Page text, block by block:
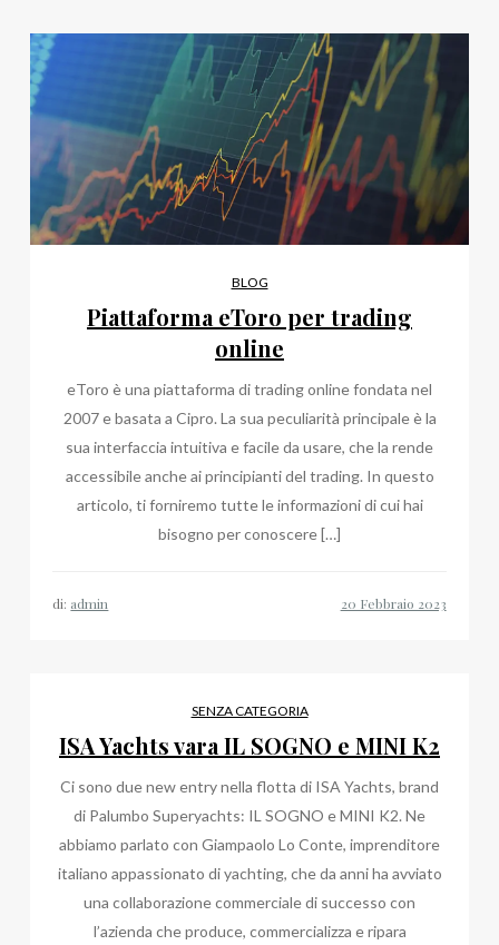
BLOG
Piattaforma eToro per trading
online
eToro è una piattaforma di trading online fondata nel
2007 e basata a Cipro. La sua peculiarità principale è la
sua interfaccia intuitiva e facile da usare, che la rende
accessibile anche ai principianti del trading. In questo
articolo, ti forniremo tutte le informazioni di cui hai
bisogno per conoscere […]
di: admin
SENZA CATEGORIA
ISA Yachts vara IL SOGNO e MINI K2
Ci sono due new entry nella flotta di ISA Yachts, brand
di Palumbo Superyachts: IL SOGNO e MINI K2. Ne
abbiamo parlato con Giampaolo Lo Conte, imprenditore
italiano appassionato di yachting, che da anni ha avviato
una collaborazione commerciale di successo con
l’azienda che produce, commercializza e ripara